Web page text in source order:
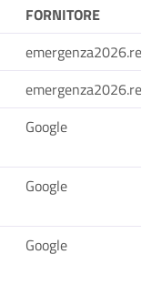
FORNITORE
Google
Google
Google